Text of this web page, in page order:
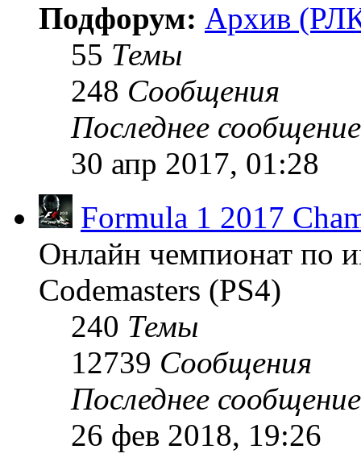
Подфорум: Архив
55 Темы
248 Сообщения
Последнее сообщение
30 апр 2017, 01:28
Formula 1 2017
Онлайн чемпионат по
Codemasters (PS4)
240 Темы
12739 Сообщения
Последнее сообщение
26 фев 2018, 19:26